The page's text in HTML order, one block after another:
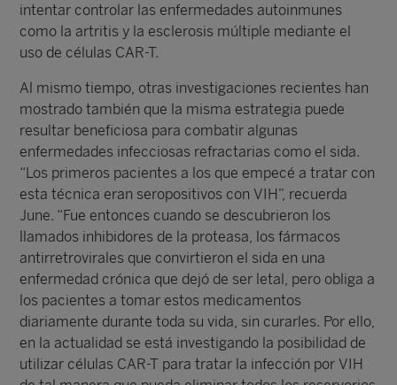
intentar controlar las enfermedades autoinmunes
como la artritis y la esclerosis múltiple mediante el
uso de células CAR-T.
Al mismo tiempo, otras investigaciones recientes han
mostrado también que la misma estrategia puede
resultar beneficiosa para combatir algunas
enfermedades infecciosas refractarias como el sida.
“Los primeros pacientes a los que empecé a tratar con
esta técnica eran seropositivos con VIH”, recuerda
June. “Fue entonces cuando se descubrieron los
llamados inhibidores de la proteasa, los fármacos
antirretrovirales que convirtieron el sida en una
enfermedad crónica que dejó de ser letal, pero obliga a
los pacientes a tomar estos medicamentos
diariamente durante toda su vida, sin curarles. Por ello,
en la actualidad se está investigando la posibilidad de
utilizar células CAR-T para tratar la infección por VIH